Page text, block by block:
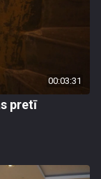
00:03:31
pretī